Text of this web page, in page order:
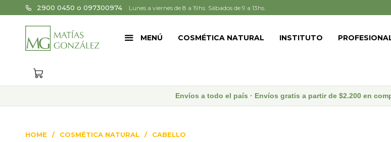
MENÚ COSMÉTICA NATURAL INSTITUTO
2900 0450 o 097300974 Lunes a viernes de 8 a 19hs. Sábados de 9 a 13hs.
Envíos a todo el país · Envíos gratis a partir de $2.200 en
HOME COSMÉTICA NATURAL CABELLO